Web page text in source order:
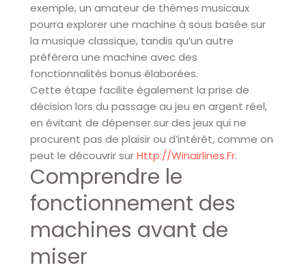
exemple, un amateur de thèmes musicaux
pourra explorer une machine à sous basée sur
la musique classique, tandis qu’un autre
préférera une machine avec des
fonctionnalités bonus élaborées.
Cette étape facilite également la prise de
décision lors du passage au jeu en argent réel,
en évitant de dépenser sur des jeux qui ne
procurent pas de plaisir ou d’intérêt, comme on
peut le découvrir surHttp://winairlines.fr.
Comprendre le
fonctionnement des
machines avant de
miser